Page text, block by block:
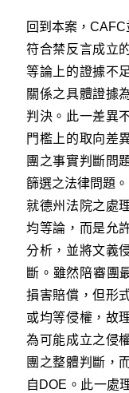
回到本案，
符合禁反言成立
等論上的證據不
關係之具體證據
判決。此一差異
門檻上的取向差
團之事實判斷問
篩選之法律問題。
就德州法院之處
均等論，而是允
分析，並將文義
斷。雖然陪審團
損害賠償，但形
或均等侵權，故
為可能成立之侵
團之整體判斷，
自DOE。此一處